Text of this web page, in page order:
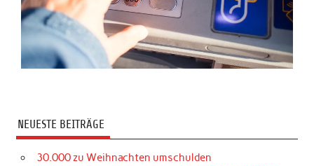
NEUESTE BEITRÄGE
30.000 zu Weihnachten umschulden